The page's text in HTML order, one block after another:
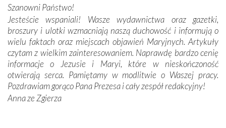
Podążyliśmy też śladami fatimskich wizjonerów – Łucji
dos Santos oraz świętych Hiacynty i Franciszka Marto.
Modliliśmy się przy ich grobach. Odprawiliśmy Drogę
Krzyżową w ich rodzinnych stronach, odwiedziliśmy
domy, w których żyli.
W miejscu objawień Matki Bożej zapaliliśmy świece
przywiezione wraz z intencjami powierzonymi nam przez
Szanowni Państwo!
Jesteście wspaniali! Wasze wydawnictwa oraz gazetki,
broszury i ulotki wzmacniają naszą duchowość i informują o
wielu faktach oraz miejscach objawień Maryjnych. Artykuły
czytam z wielkim zainteresowaniem. Naprawdę bardzo cenię
informacje o Jezusie i Maryi, które w nieskończoność
otwierają serca. Pamiętamy w modlitwie o Waszej pracy.
Pozdrawiam gorąco Pana Prezesa i cały zespół redakcyjny!
Anna ze Zgierza